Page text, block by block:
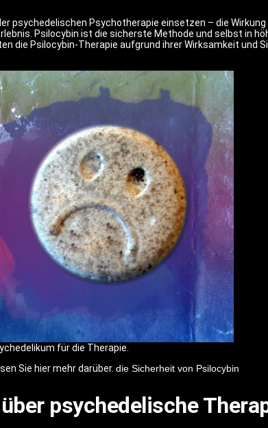
psychedelischen Psychotherapie einsetzen – die
Psilocybin ist die sicherste Methode und selbst in
die Psilocybin-Therapie aufgrund ihrer Wirksamkeit und
für die Therapie.
Sie hier mehr darüber. die Sicherheit von Psilocybin
psychedelische